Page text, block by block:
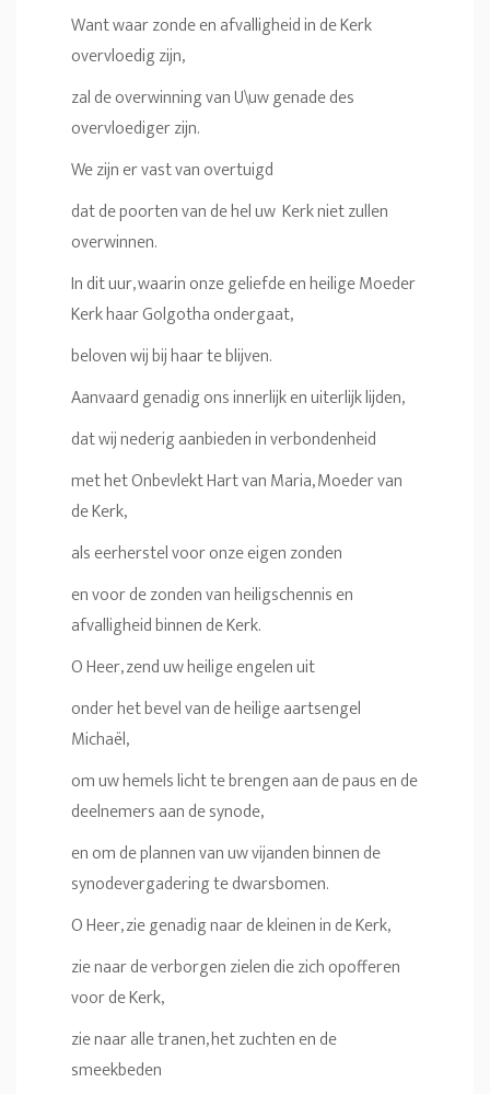
Want waar zonde en afvalligheid in de Kerk
overvloedig zijn,
zal de overwinning van U\uw genade des
overvloediger zijn.
We zijn er vast van overtuigd
dat de poorten van de hel uw Kerk niet zullen
overwinnen.
In dit uur, waarin onze geliefde en heilige Moeder
Kerk haar Golgotha ondergaat,
beloven wij bij haar te blijven.
Aanvaard genadig ons innerlijk en uiterlijk lijden,
dat wij nederig aanbieden in verbondenheid
met het Onbevlekt Hart van Maria, Moeder van
de Kerk,
als eerherstel voor onze eigen zonden
en voor de zonden van heiligschennis en
afvalligheid binnen de Kerk.
O Heer, zend uw heilige engelen uit
onder het bevel van de heilige aartsengel
Michaël,
om uw hemels licht te brengen aan de paus en de
deelnemers aan de synode,
en om de plannen van uw vijanden binnen de
synodevergadering te dwarsbomen.
O Heer, zie genadig naar de kleinen in de Kerk,
zie naar de verborgen zielen die zich opofferen
voor de Kerk,
zie naar alle tranen, het zuchten en de
smeekbeden